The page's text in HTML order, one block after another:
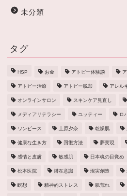
未分類
タグ
HSP お金 アトピー体験談
アトピー治療 アトピー脱却 アレル
オンラインサロン スキンケア見直し
メディアリテラシー ユッティー ロ
ワンピース 上原夕奈 乾燥肌
健康な生き方 回復方法 夢実現
感情と皮膚 敏感肌 日本魂の目覚め
松本医院 潜在意識 現実創造
瞑想 精神的ストレス 肌荒れ